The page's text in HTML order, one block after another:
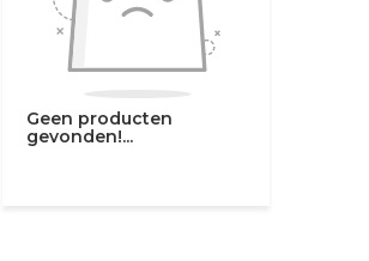
Geen producten
gevonden!...